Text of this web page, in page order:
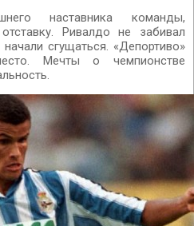
наставника команды,
Ривалдо не забивал
сгущаться. «Депортиво»
Мечты о чемпионстве